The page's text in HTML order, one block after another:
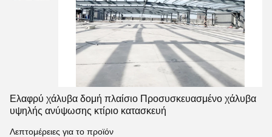
Ελαφρύ χάλυβα δομή πλαίσιο Προσυσκευασμένο χάλυβα
υψηλής ανύψωσης κτίριο κατασκευή
Λεπτομέρειες για το προϊόν